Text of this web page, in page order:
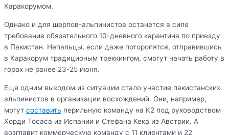
Каракорумом.
Однако и для шерпов-альпинистов останется в силе
требование обязательного 10-дневного карантина по приезду
в Пакистан. Непальцы, если даже поторопятся, отправившись
в Каракорум традиционым треккингом, смогут начать работу в
горах не ранее 23-25 июня.
Еще одним выходом из ситуации стало участие пакистанских
альпинистов в организации восхождений. Они, например,
могут составить перильную команду на К2 под руководством
Хорди Тосаса из Испании и Стефана Кека из Австрии. А
возглавит коммерческую команду с 11 клиентами и 22